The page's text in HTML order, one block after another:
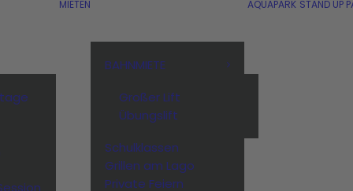
MIETEN
BAHNMIETE
Großer Lift
Übungslift
Schulklassen
Grillen am Lago
Private Feiern
AQUAPARK STAND UP